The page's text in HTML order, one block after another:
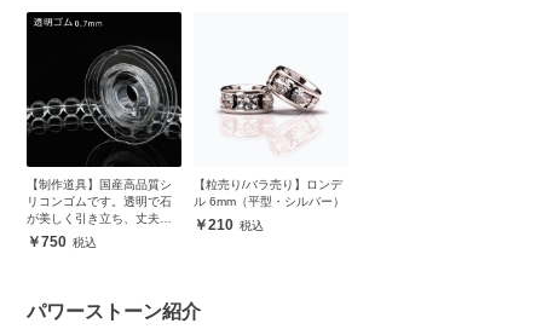
【制作道具】国産高品質シ
リコンゴムです。透明で石
が美しく引き立ち、丈夫で
安心750
【粒売り/バラ売り】ロンデ
ル 6mm（平型・シルバー）
210
パワーストーン紹介